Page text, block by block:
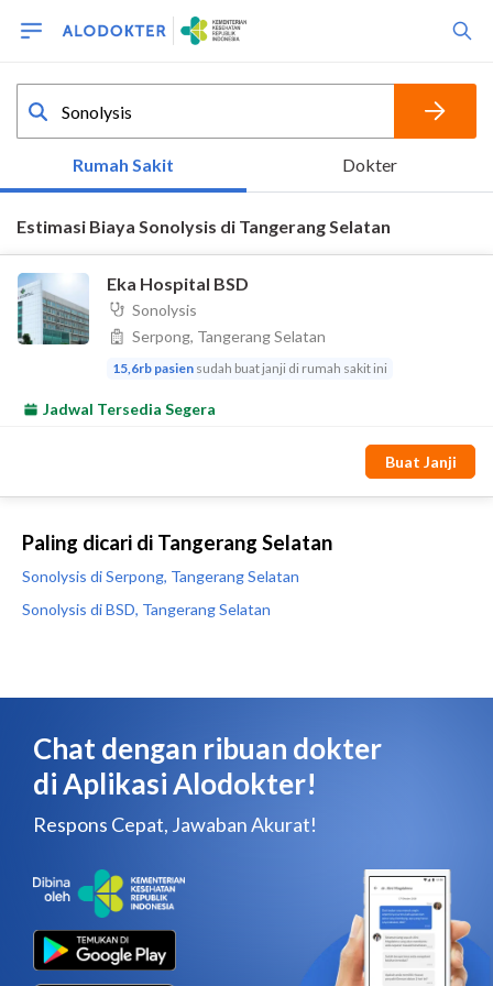
Paling dicari di Tangerang Selatan
Sonolysis di Serpong, Tangerang Selatan
Sonolysis di BSD, Tangerang Selatan